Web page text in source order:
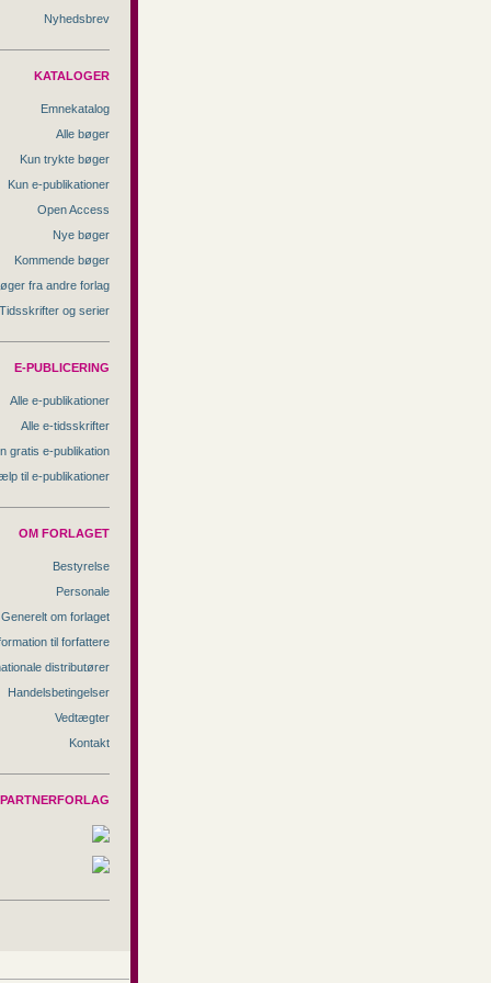
Nyhedsbrev
KATALOGER
Emnekatalog
Alle bøger
Kun trykte bøger
Kun e-publikationer
Open Access
Nye bøger
Kommende bøger
fra andre forlag
Tidsskrifter og serier
E-PUBLICERING
Alle e-publikationer
Alle e-tidsskrifter
gratis e-publikation
til e-publikationer
OM FORLAGET
Bestyrelse
Personale
Generelt om forlaget
til forfattere
distributører
Handelsbetingelser
Vedtægter
Kontakt
PARTNERFORLAG